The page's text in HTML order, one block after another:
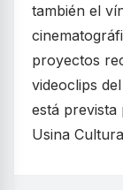
también el
proyectos
videoclips
está prevista
Usina